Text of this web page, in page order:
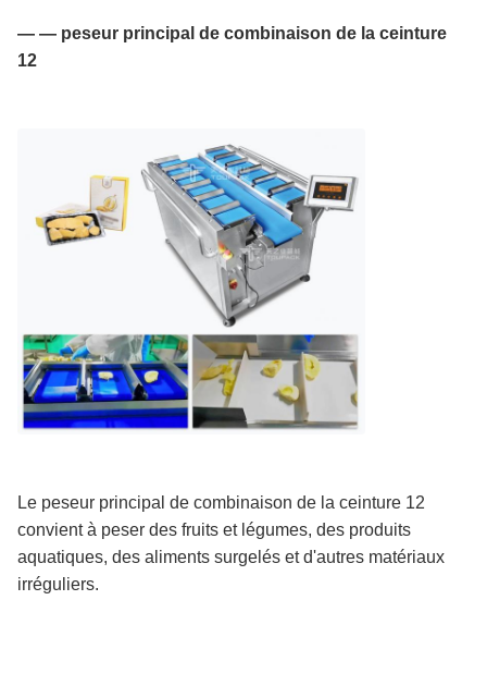
— — peseur principal de combinaison de la ceinture
12
Le peseur principal de combinaison de la ceinture 12
convient à peser des fruits et légumes, des produits
aquatiques, des aliments surgelés et d'autres matériaux
irréguliers.